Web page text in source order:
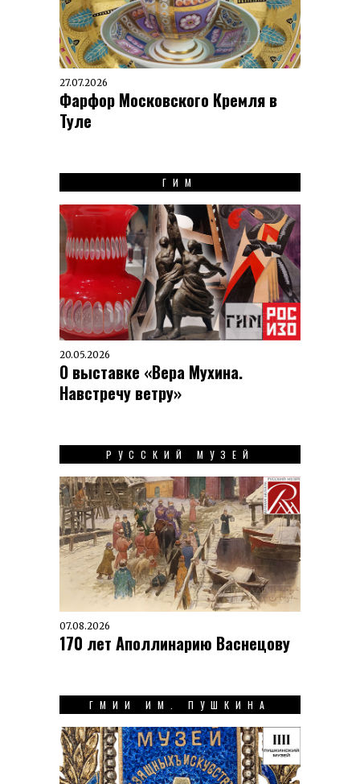
27.07.2026
Фарфор Московского Кремля в
Туле
ГИМ
20.05.2026
О выставке «Вера Мухина.
Навстречу ветру»
РУССКИЙ МУЗЕЙ
07.08.2026
170 лет Аполлинарию Васнецову
ГМИИ ИМ. ПУШКИНА